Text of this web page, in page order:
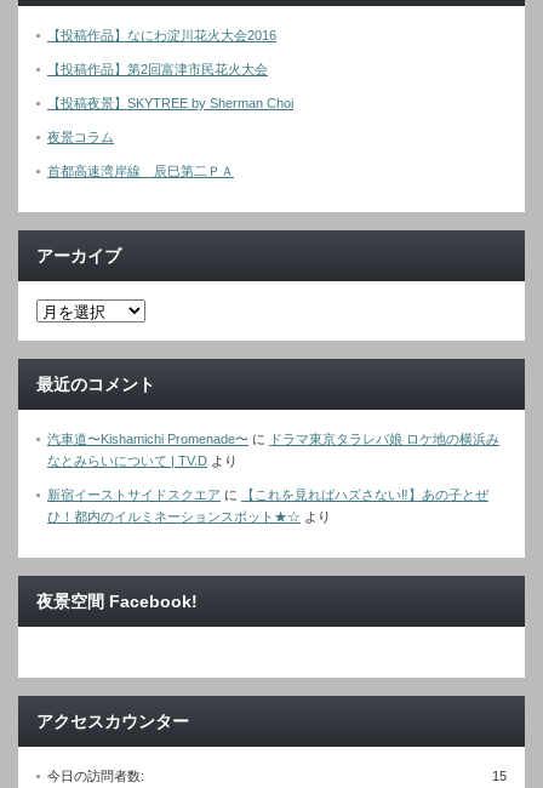
【投稿作品】なにわ淀川花火大会2016
【投稿作品】第2回富津市民花火大会
【投稿夜景】SKYTREE by Sherman Choi
夜景コラム
首都高速湾岸線 辰巳第二ＰＡ
アーカイブ
最近のコメント
汽車道〜Kishamichi Promenade〜 に
ドラマ東京タラレバ娘 ロケ地の横浜み
なとみらいについて | TV.D より
新宿イーストサイドスクエア に
【これを見ればハズさない‼︎】あの子とぜ
ひ！都内のイルミネーションスポット★☆ より
夜景空間 Facebook!
アクセスカウンター
15
今日の訪問者数: